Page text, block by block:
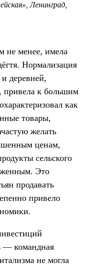
Ленинград,
не менее, имела
Нормализация
деревней,
привела к большим
охарактеризовал как
товары,
желать
ценам,
сельского
Это
продавать
привело
— командная
не могла